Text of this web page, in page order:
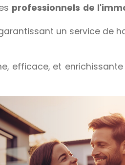
professionnels de
un service de
efficace, et